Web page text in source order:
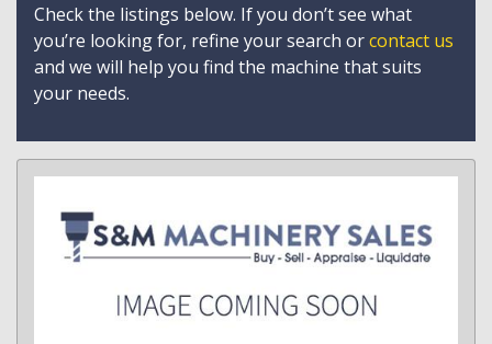
Check the listings below. If you don’t see what
you’re looking for, refine your search orcontact us
and we will help you find the machine that suits
your needs.